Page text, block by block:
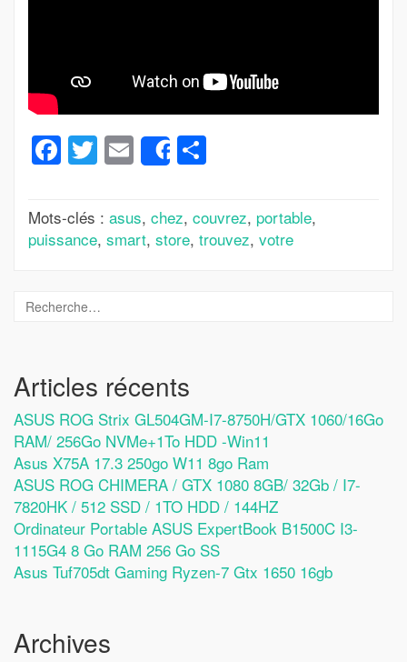
Facebook
Twitter
Email
Share
Mots-clés : asus, chez, couvrez, portable,
puissance, smart, store, trouvez, votre
Articles récents
ASUS ROG Strix GL504GM-I7-8750H/GTX 1060/16Go
RAM/ 256Go NVMe+1To HDD -Win11
Asus X75A 17.3 250go W11 8go Ram
ASUS ROG CHIMERA / GTX 1080 8GB/ 32Gb / I7-
7820HK / 512 SSD / 1TO HDD / 144HZ
Ordinateur Portable ASUS ExpertBook B1500C I3-
1115G4 8 Go RAM 256 Go SS
Asus Tuf705dt Gaming Ryzen-7 Gtx 1650 16gb
Archives